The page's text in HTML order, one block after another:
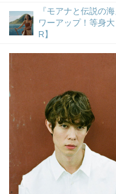
『モアナと伝説の
ワーアップ！等身
R】